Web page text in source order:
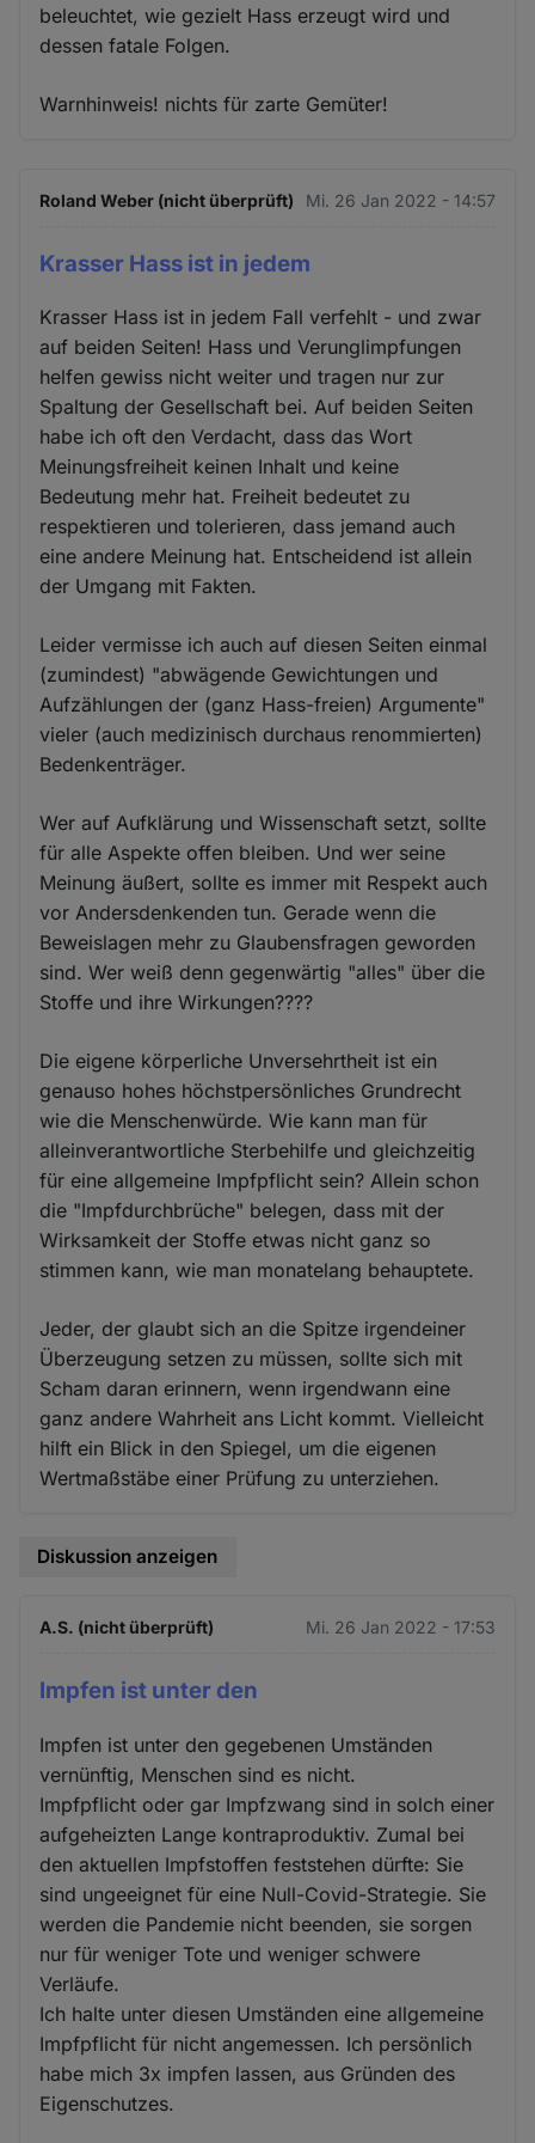
beleuchtet, wie gezielt Hass erzeugt wird und
dessen fatale Folgen.
Warnhinweis! nichts für zarte Gemüter!
Roland Weber (nicht überprüft) Mi. 26 Jan 2022 - 14:57
Krasser Hass ist in jedem
Krasser Hass ist in jedem Fall verfehlt - und zwar
auf beiden Seiten! Hass und Verunglimpfungen
helfen gewiss nicht weiter und tragen nur zur
Spaltung der Gesellschaft bei. Auf beiden Seiten
habe ich oft den Verdacht, dass das Wort
Meinungsfreiheit keinen Inhalt und keine
Bedeutung mehr hat. Freiheit bedeutet zu
respektieren und tolerieren, dass jemand auch
eine andere Meinung hat. Entscheidend ist allein
der Umgang mit Fakten.
Leider vermisse ich auch auf diesen Seiten einmal
(zumindest) "abwägende Gewichtungen und
Aufzählungen der (ganz Hass-freien) Argumente"
vieler (auch medizinisch durchaus renommierten)
Bedenkenträger.
Wer auf Aufklärung und Wissenschaft setzt, sollte
für alle Aspekte offen bleiben. Und wer seine
Meinung äußert, sollte es immer mit Respekt auch
vor Andersdenkenden tun. Gerade wenn die
Beweislagen mehr zu Glaubensfragen geworden
sind. Wer weiß denn gegenwärtig "alles" über die
Stoffe und ihre Wirkungen????
Die eigene körperliche Unversehrtheit ist ein
genauso hohes höchstpersönliches Grundrecht
wie die Menschenwürde. Wie kann man für
alleinverantwortliche Sterbehilfe und gleichzeitig
für eine allgemeine Impfpflicht sein? Allein schon
die "Impfdurchbrüche" belegen, dass mit der
Wirksamkeit der Stoffe etwas nicht ganz so
stimmen kann, wie man monatelang behauptete.
Jeder, der glaubt sich an die Spitze irgendeiner
Überzeugung setzen zu müssen, sollte sich mit
Scham daran erinnern, wenn irgendwann eine
ganz andere Wahrheit ans Licht kommt. Vielleicht
hilft ein Blick in den Spiegel, um die eigenen
Wertmaßstäbe einer Prüfung zu unterziehen.
Diskussion anzeigen
A.S. (nicht überprüft) Mi. 26 Jan 2022 - 17:53
Impfen ist unter den
Impfen ist unter den gegebenen Umständen
vernünftig, Menschen sind es nicht.
Impfpflicht oder gar Impfzwang sind in solch einer
aufgeheizten Lange kontraproduktiv. Zumal bei
den aktuellen Impfstoffen feststehen dürfte: Sie
sind ungeeignet für eine Null-Covid-Strategie. Sie
werden die Pandemie nicht beenden, sie sorgen
nur für weniger Tote und weniger schwere
Verläufe.
Ich halte unter diesen Umständen eine allgemeine
Impfpflicht für nicht angemessen. Ich persönlich
habe mich 3x impfen lassen, aus Gründen des
Eigenschutzes.